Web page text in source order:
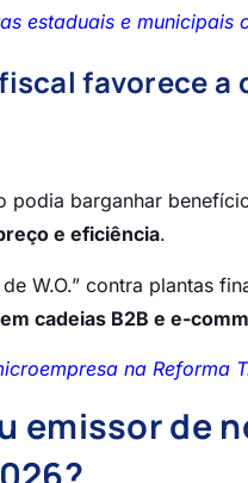
estaduais e municipais
favorece
podia barganhar
e eficiência.
W.O.” contra plantas
cadeias B2B e e-
na Reforma
emissor de